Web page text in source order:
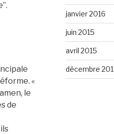
«
le
de
janvier 2016
juin 2015
avril 2015
décembre